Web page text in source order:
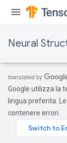
Neural
Google utilizza la
lingua preferita.
contenere errori.